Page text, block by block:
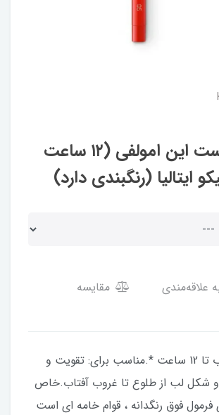
خط لب لاست این امولفی (۱۲ ساعت
ایتالیا (رنگبندی دارد)
مقایسه
مداد لب ضد آب تا 12 ساعت *.مناسب برای: تقویت و
شکل لب از طلوع تا غروب آفتاب.خاص
فرمول فوق رنگدانه ، قوام خامه ای است